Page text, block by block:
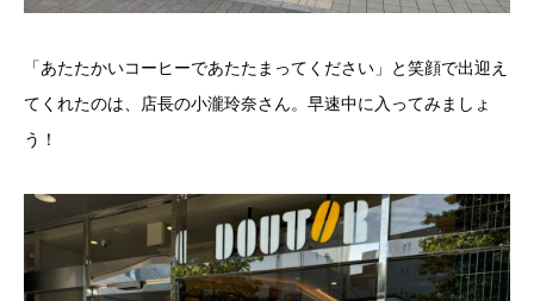
「あたたかいコーヒーであたたまってください」と笑顔で出迎え
てくれたのは、店長の小瀧玲奈さん。早速中に入ってみましょ
う！